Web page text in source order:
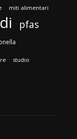
miti alimentari
pfas
studio